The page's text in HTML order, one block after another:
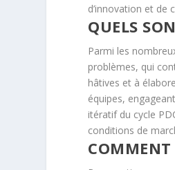
d’innovation et de
QUELS
Parmi les
problèmes, qui
hâtives et à
équipes,
itératif du cycle
conditions de
COMMENT